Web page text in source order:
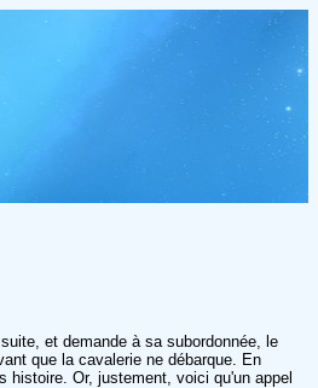
et demande à sa subordonnée, le
que la cavalerie ne débarque. En
Or, justement, voici qu'un appel